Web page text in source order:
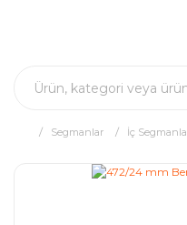
Segmanlar İç